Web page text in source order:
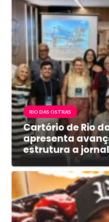
RIO DAS OSTRAS
Cartório de Rio
apresenta
estrutura a